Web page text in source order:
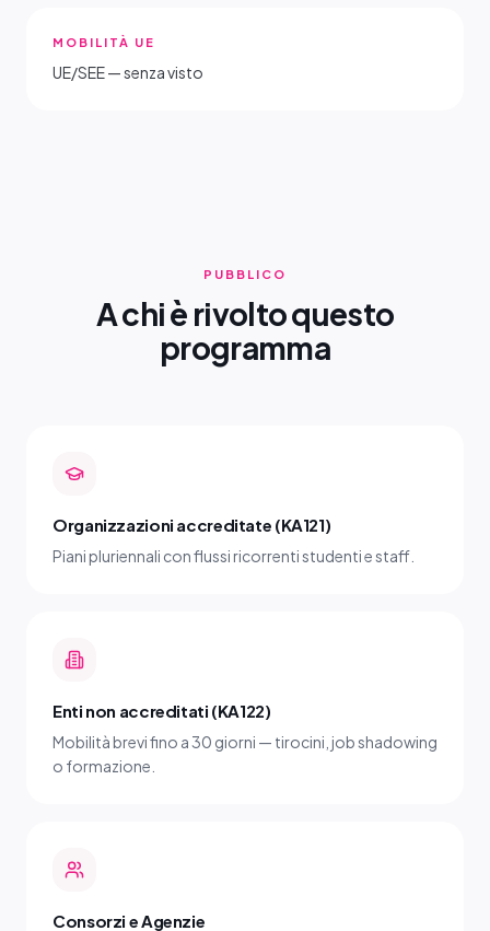
MOBILITÀ UE
UE/SEE — senza visto
PUBBLICO
A chi è rivolto questo
programma
Organizzazioni accreditate (KA121)
Piani pluriennali con flussi ricorrenti studenti e staff.
Enti non accreditati (KA122)
Mobilità brevi fino a 30 giorni — tirocini, job shadowing
o formazione.
Consorzi e Agenzie